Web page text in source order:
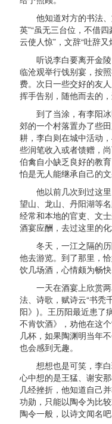
他知道对方的书法、
英”“虽无三台位，不借
云使人惊”，文辞“吐辞又
听说李白要离开金陵
临沧观举行饯别宴，按
费。次日一些交好的友
挥手告别，随他而去的
到了当涂，有李阳冰
郊的一个村落置办了些
耕，李白则在城中活动
些润笔收入或者馈赠，
伯禽自小缺乏良好的教
怕是无人能继承自己的文
他以前几次到过这里
望山、龙山、丹阳湖等
经常和本地的官吏、文
酒宴应酬，去过这里的
冬天，一江之隔的历
他去游览。到了那里，
饮几场酒，心情颇为畅快
一天在酒宴上欣赏两
法、诗歌，赋诗云“书秃
阳》)。王历阳最近患了
不肯饮酒》，劝他在这
几杯，如果陶渊明当年
也会感到无趣。
想想也是可笑，李白
心中想的是王猛、谢安
几经挫折，他知道自己
功勋，只能以陶令为比
陶令一般，以诗文闻名吧